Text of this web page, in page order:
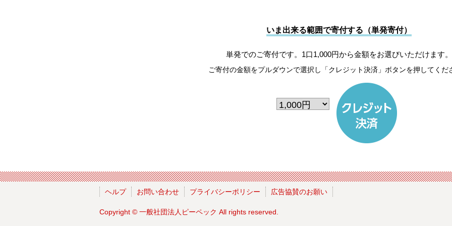
いま出来る範囲で寄付する（単発寄付）
単発でのご寄付です。1口1,000円から金額をお選びいただけます。
ご寄付の金額をプルダウンで選択し「クレジット決済」ボタンを押してくだ
ヘルプ お問い合わせ プライバシーポリシー 広告協賛のお願い
Copyright © 一般社団法人ピーペック All rights reserved.